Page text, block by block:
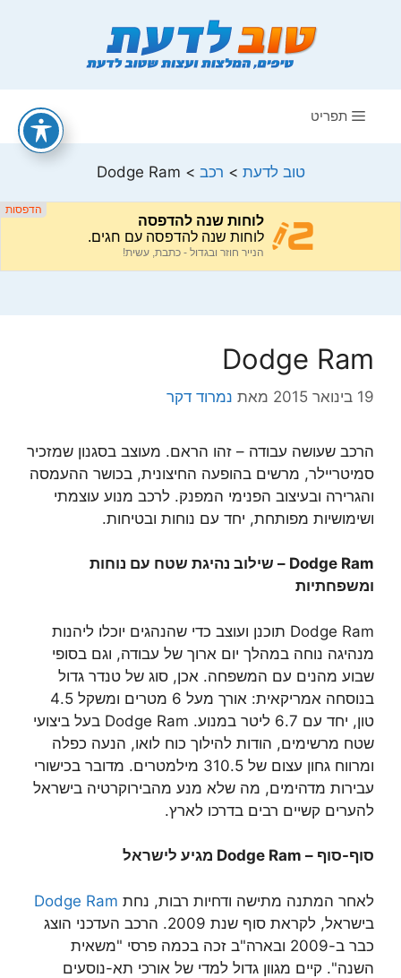
תפריט
טוב לדעת > רכב >
Dodge Ram
Dodge Ram
19 בינואר 2015 מאת נמרוד דקר
הרכב שעושה עבודה – זהו הראם. מעוצב בסגנון שמזכיר
סמיטריילר, מרשים בהופעה החיצונית, בכושר ההעמסה
והגרירה ובעיצוב הפנימי המפנק. לרכב מנוע עוצמתי
ושימושיות מפותחת, יחד עם נוחות ובטיחות.
Dodge Ram – שילוב נהיגת שטח עם נוחות
ומשפחתיות
Dodge Ram תוכנן ועוצב כדי שהנהגים יוכלו ליהנות
מנהיגה נוחה במהלך יום ארוך של עבודה, וגם בסופי
שבוע מהנים עם המשפחה. אכן, סוג של טנדר גדול
בנוסחה אמריקאית: אורך מעל 6 מטרים ומשקל 4.5
טון, יחד עם 6.7 ליטר במנוע. Dodge Ram בעל ביצועי
שטח מרשימים, הודות להילוך כוח לואו, הנעה כפלה
ומרווח גחון עצום של 310.5 מילמטרים. מדובר בכישורי
עבירות מדהימים, מה שלא מנע מהבירוקרטיה בישראל
להערים קשיים רבים בדרכו לארץ.
סוף-סוף – Dodge Ram מגיע לישראל
לאחר המתנה מתישה ודחיות רבות, נחת Dodge Ram
בישראל, לקראת סוף שנת 2009. הרכב העדכני הוצג
כבר ב-2009 ובארה"ב זכה בכמה פרסי "משאית
השנה". קיים מגוון גדול למדי של אורכי תא-נוסעים